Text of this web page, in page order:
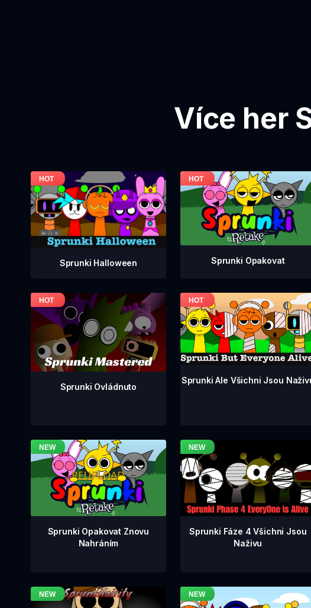
Více her
Sprunki Halloween Sprunki Opakovat
Sprunki Ovládnuto
Sprunki Ale Všichni Jsou
Sprunki Opakovat Znovu
Nahráním
Sprunki Fáze 4 Všichni Jsou
Naživu